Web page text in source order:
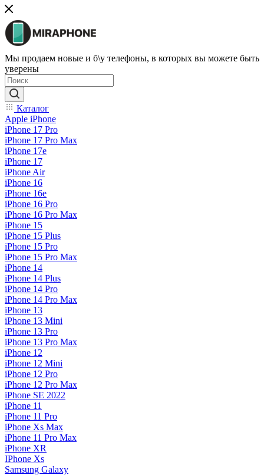
Мы продаем новые и б\у телефоны, в которых вы можете быть
уверены
Каталог
Apple iPhone
iPhone 17 Pro
iPhone 17 Pro Max
iPhone 17e
iPhone 17
iPhone Air
iPhone 16
iPhone 16e
iPhone 16 Pro
iPhone 16 Pro Max
iPhone 15
iPhone 15 Plus
iPhone 15 Pro
iPhone 15 Pro Max
iPhone 14
iPhone 14 Plus
iPhone 14 Pro
iPhone 14 Pro Max
iPhone 13
iPhone 13 Mini
iPhone 13 Pro
iPhone 13 Pro Max
iPhone 12
iPhone 12 Mini
iPhone 12 Pro
iPhone 12 Pro Max
iPhone SE 2022
iPhone 11
iPhone 11 Pro
iPhone Xs Max
iPhone 11 Pro Max
iPhone XR
IPhone Xs
Samsung Galaxy